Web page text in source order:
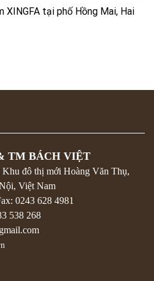
XINGFA tại phố Hồng Mai, Hai
TM BÁCH VIỆT
đô thị mới Hoàng Văn Thụ,
Việt Nam
0243 628 4981
538 268